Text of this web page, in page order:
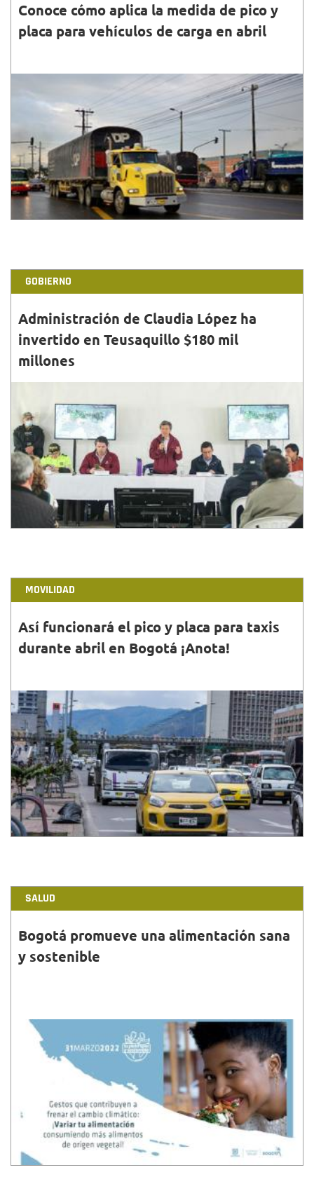
Conoce cómo aplica la medida de pico y
placa para vehículos de carga en abril
31•MAR•2022
Los vehículos de carga liviana a gas hacen parte de
las excepciones a la medida de pico y placa en
Bogotá. Te contamos los requisitos.
GOBIERNO
Administración de Claudia López ha
invertido en Teusaquillo $180 mil
millones
31•MAR•2022
Los proyectos en los que más se han destinado
recursos se relacionan con seguridad, educación,
desarrollo local, cultura, recreación, deporte y salud.
MOVILIDAD
Así funcionará el pico y placa para taxis
durante abril en Bogotá ¡Anota!
31•MAR•2022
Durante abril de 2022, la medida de pico y palca
para taxis no tendrá cambios. Seguirá en marcha de
lunes a sábado, dependiendo el dígito de la placa.
SALUD
Bogotá promueve una alimentación sana
y sostenible
31•MAR•2022
En cumplimiento del Acuerdo 790 de 2020 del
Concejo de Bogotá, la Secretaría de Salud y la
Administración Distrital, celebraron el Día del plato
sostenible